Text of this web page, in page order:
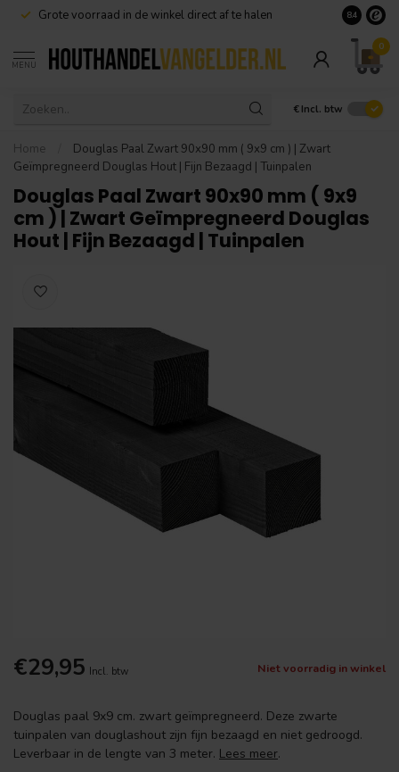
Grote voorraad in de winkel direct af te halen 8.4
MENU
0
€ Incl. btw
Home
Douglas Paal Zwart 90x90 mm ( 9x9 cm ) | Zwart
Geïmpregneerd Douglas Hout | Fijn Bezaagd | Tuinpalen
Douglas Paal Zwart 90x90 mm ( 9x9
cm ) | Zwart Geïmpregneerd Douglas
Hout | Fijn Bezaagd | Tuinpalen
€29,95 Incl. btw Niet voorradig in winkel
Douglas paal 9x9 cm. zwart geïmpregneerd. Deze zwarte
tuinpalen van douglashout zijn fijn bezaagd en niet gedroogd.
Leverbaar in de lengte van 3 meter. Lees meer.